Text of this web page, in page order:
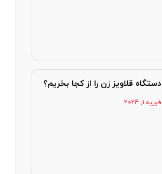
دستگاه قلاویز زن را از کجا بخریم؟
فوریه 1, 2024